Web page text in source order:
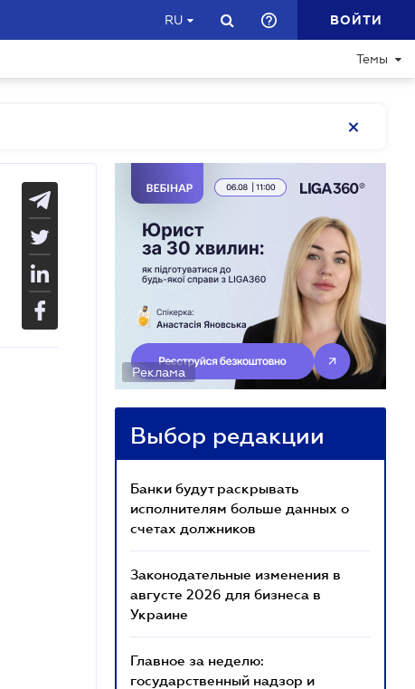
RU ВОЙТИ
Темы
Реклама
Выбор редакции
Банки будут раскрывать
исполнителям больше данных о
счетах должников
Законодательные изменения в
августе 2026 для бизнеса в
Украине
Главное за неделю:
государственный надзор и